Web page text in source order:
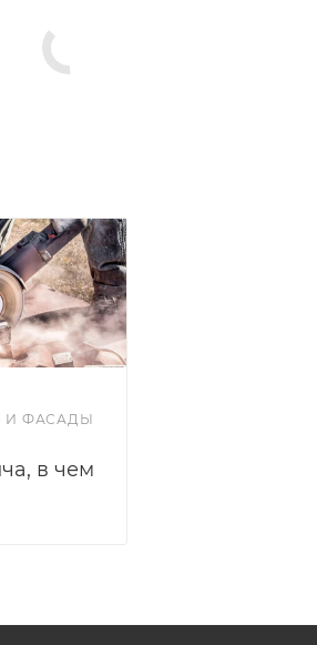
И ФАСАДЫ
в чем